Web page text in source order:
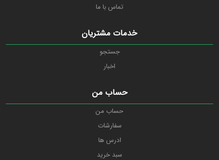
تماس با ما
خدمات مشتریان
جستجو
اخبار
حساب من
حساب من
سفارشات
ادرس ها
سبد خرید